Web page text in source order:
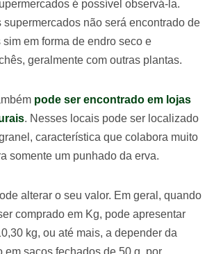
é possível observá-la.
supermercados não será encontrado de
sim em forma de endro seco e
geralmente com outras plantas.
pode ser encontrado em lojas
. Nesses locais pode ser localizado
característica que colabora muito
somente um punhado da erva.
alterar o seu valor. Em geral, quando
comprado em Kg, pode apresentar
kg, ou até mais, a depender da